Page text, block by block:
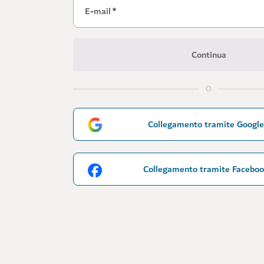
E-mail*
Continua
O
Collegamento tramite Google
Collegamento tramite